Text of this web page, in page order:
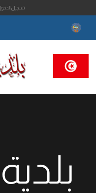
تسجيل
البحث...